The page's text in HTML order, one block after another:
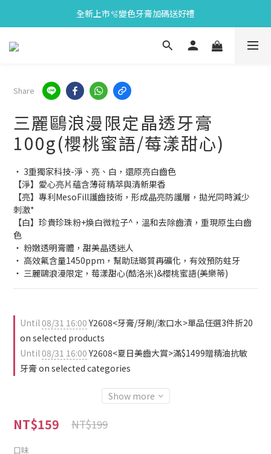
會員限定🎁點數兌換好禮
全新上市🫧變色牙膏加碼送好禮
會員限定🎁點數兌換好禮
Share
三麗鷗浪漫限定晶透牙膏
100g(櫻桃蜜語/莓漾甜心)
‧ 3重獨家科技-淨、亮、白，還原亮白齒色
【淨】愛心亮片蘊含薄荷精萃與清新果香
【亮】專利MesoFill護齒技術，形成晶亮防護層，拋光同時減少
刺激*
【白】珍貴珍珠粉+煥白微粒子^，溫和去除齒漬，重現原生白齒
色
‧ 粉嫩透明膏體，甜美晶透迷人
‧ 高效氟含量1450ppm，幫助琺瑯質再礦化，有效預防蛀牙
‧ 三麗鷗浪漫限定，莓漾甜心(酷洛米)&櫻桃蜜語(美樂蒂)
Until08/31 16:00 Y2608<牙膏/牙刷/漱口水>單品任選3件折20
on selected products
Until08/31 16:00 Y2608<夏日美齒大賞>滿$1499贈精油抗敏
牙膏 on selected categories
Show more
NT$159 NT$199
口味